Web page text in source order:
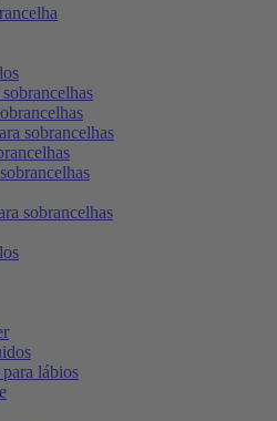
sobrancelhas
sobrancelhas
lábios